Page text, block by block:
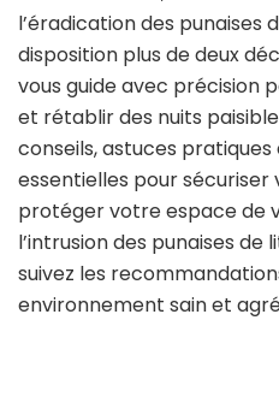
l’éradication des punaises
disposition plus de deux
vous guide avec précision
et rétablir des nuits
conseils, astuces
essentielles pour
protéger votre espace de
l’intrusion des punaises de
suivez les
environnement sain et